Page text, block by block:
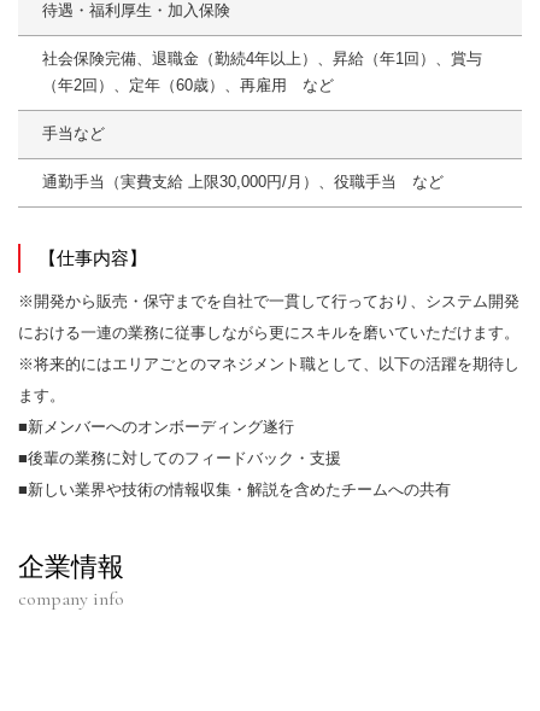
待遇・福利厚生・加入保険
社会保険完備、退職金（勤続4年以上）、昇給（年1回）、賞与
（年2回）、定年（60歳）、再雇用 など
手当など
通勤手当（実費支給 上限30,000円/月）、役職手当 など
【仕事内容】
※開発から販売・保守までを自社で一貫して行っており、システム開発
における一連の業務に従事しながら更にスキルを磨いていただけます。
※将来的にはエリアごとのマネジメント職として、以下の活躍を期待し
ます。
■新メンバーへのオンボーディング遂行
■後輩の業務に対してのフィードバック・支援
■新しい業界や技術の情報収集・解説を含めたチームへの共有
企業情報
company info